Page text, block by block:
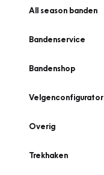
All season banden
Bandenservice
Bandenshop
Velgenconfigurator
Overig
Trekhaken